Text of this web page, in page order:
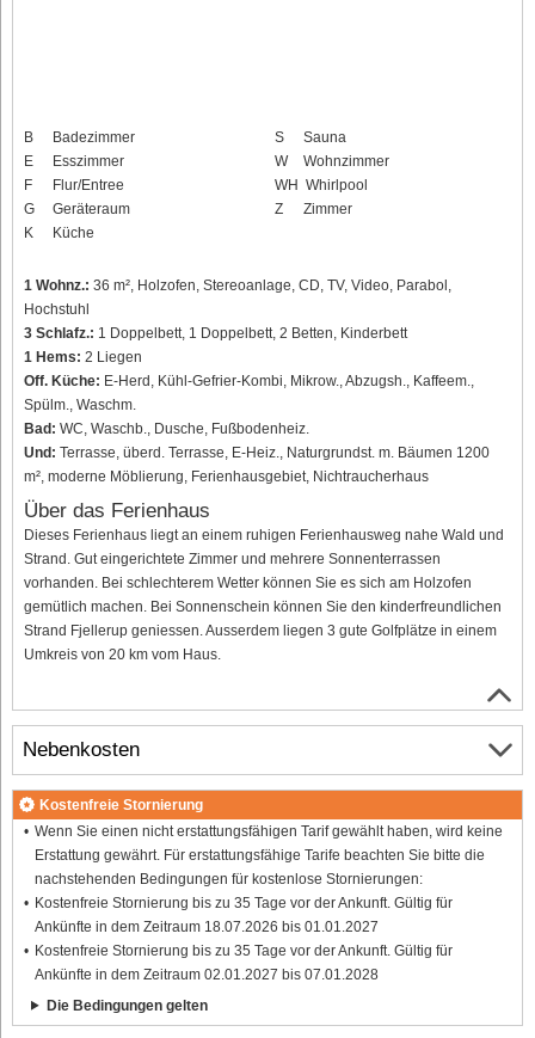
B
Badezimmer
E
Esszimmer
F
Flur/Entree
G
Geräteraum
K
Küche
S
Sauna
W
Wohnzimmer
WH Whirlpool
Z
Zimmer
1 Wohnz.: 36 m², Holzofen, Stereoanlage, CD, TV, Video, Parabol,
Hochstuhl
3 Schlafz.: 1 Doppelbett, 1 Doppelbett, 2 Betten, Kinderbett
1 Hems: 2 Liegen
Off. Küche: E-Herd, Kühl-Gefrier-Kombi, Mikrow., Abzugsh., Kaffeem.,
Spülm., Waschm.
Bad: WC, Waschb., Dusche, Fußbodenheiz.
Und: Terrasse, überd. Terrasse, E-Heiz., Naturgrundst. m. Bäumen 1200
m², moderne Möblierung, Ferienhausgebiet, Nichtraucherhaus
Über das Ferienhaus
Dieses Ferienhaus liegt an einem ruhigen Ferienhausweg nahe Wald und
Strand. Gut eingerichtete Zimmer und mehrere Sonnenterrassen
vorhanden. Bei schlechterem Wetter können Sie es sich am Holzofen
gemütlich machen. Bei Sonnenschein können Sie den kinderfreundlichen
Strand Fjellerup geniessen. Ausserdem liegen 3 gute Golfplätze in einem
Umkreis von 20 km vom Haus.
Nebenkosten
Kostenfreie Stornierung
Wenn Sie einen nicht erstattungsfähigen Tarif gewählt haben, wird keine
Erstattung gewährt. Für erstattungsfähige Tarife beachten Sie bitte die
nachstehenden Bedingungen für kostenlose Stornierungen:
Kostenfreie Stornierung bis zu 35 Tage vor der Ankunft. Gültig für
Ankünfte in dem Zeitraum 18.07.2026 bis 01.01.2027
Kostenfreie Stornierung bis zu 35 Tage vor der Ankunft. Gültig für
Ankünfte in dem Zeitraum 02.01.2027 bis 07.01.2028
Die Bedingungen gelten